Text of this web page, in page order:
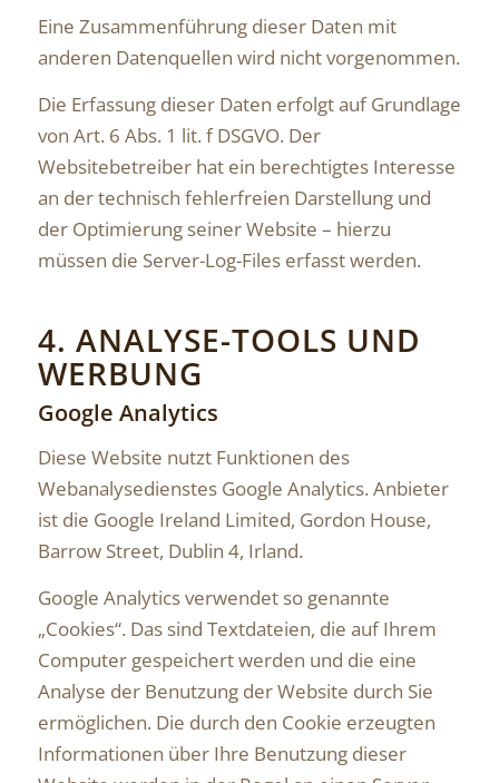
Eine Zusammenführung dieser Daten mit
anderen Datenquellen wird nicht vorgenommen.
Die Erfassung dieser Daten erfolgt auf Grundlage
von Art. 6 Abs. 1 lit. f DSGVO. Der
Websitebetreiber hat ein berechtigtes Interesse
an der technisch fehlerfreien Darstellung und
der Optimierung seiner Website – hierzu
müssen die Server-Log-Files erfasst werden.
4. ANALYSE-TOOLS UND
WERBUNG
Google Analytics
Diese Website nutzt Funktionen des
Webanalysedienstes Google Analytics. Anbieter
ist die Google Ireland Limited, Gordon House,
Barrow Street, Dublin 4, Irland.
Google Analytics verwendet so genannte
„Cookies“. Das sind Textdateien, die auf Ihrem
Computer gespeichert werden und die eine
Analyse der Benutzung der Website durch Sie
ermöglichen. Die durch den Cookie erzeugten
Informationen über Ihre Benutzung dieser